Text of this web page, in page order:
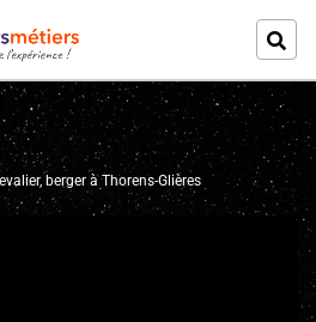
berger à Thorens-Glières